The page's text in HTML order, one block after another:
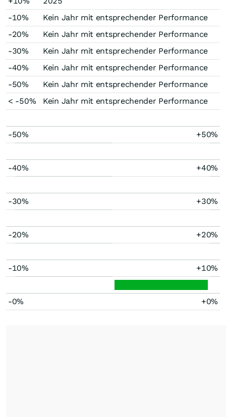
-10%
Kein Jahr mit entsprechender Performance
-20%
Kein Jahr mit entsprechender Performance
-30%
Kein Jahr mit entsprechender Performance
-40%
Kein Jahr mit entsprechender Performance
-50%
Kein Jahr mit entsprechender Performance
< -50%
Kein Jahr mit entsprechender Performance
-50% +50%
-40% +40%
-30% +30%
-20% +20%
-10% +10%
-0% +0%